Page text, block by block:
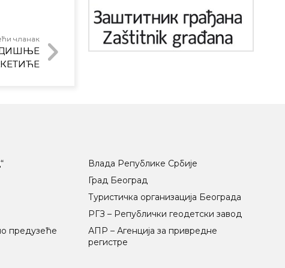
чланак
предузеће
Влада Републике Србије
Град Београд
Туристичка организација Београда
РГЗ – Републички геодетски завод
АПР – Агенција за привредне
регистре